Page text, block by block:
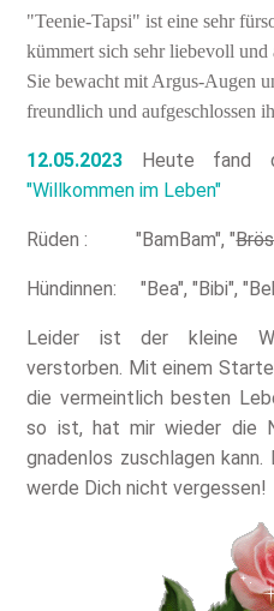
"Teenie-Tapsi" ist eine sehr
kümmert sich sehr liebevoll
Sie bewacht mit Argus-Augen
freundlich und aufgeschlossen
12.05.2023 Heute fand
"Willkommen im Leben"
Rüden : "BamBam", "
Hündinnen: "Bea", "Bibi",
Leider ist der kleine
verstorben. Mit einem
die vermeintlich besten
so ist, hat mir wieder die
gnadenlos zuschlagen
werde Dich nicht vergessen!